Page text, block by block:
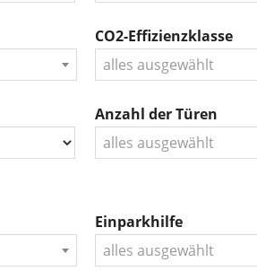
CO2-Effizienzklasse
alles ausgewählt
Anzahl der Türen
alles ausgewählt
Einparkhilfe
alles ausgewählt